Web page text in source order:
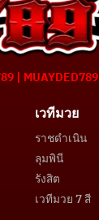
| MUAYDED789
เวทีมวย
ราชดำเนิน
ลุมพินี
รังสิต
เวทีมวย 7 สี